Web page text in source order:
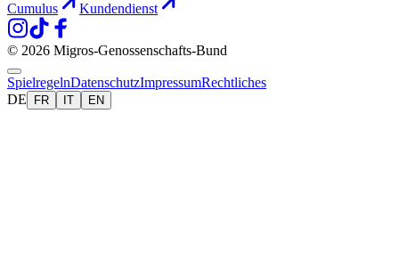
Cumulus
Kundendienst
© 2026 Migros-Genossenschafts-Bund
SpielregelnDatenschutzImpressumRechtliches
DE
FR IT EN